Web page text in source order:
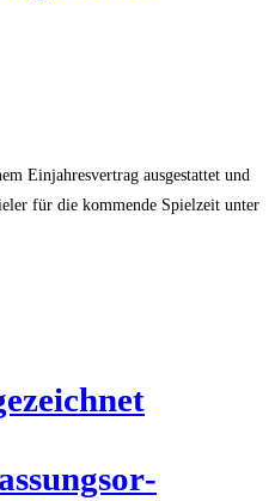
Einjahresvertrag ausgestattet und
für die kommende Spielzeit unter